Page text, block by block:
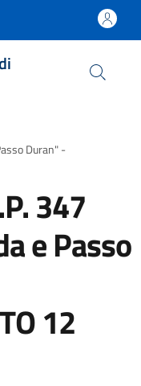
Duran" -
347
e Passo
12